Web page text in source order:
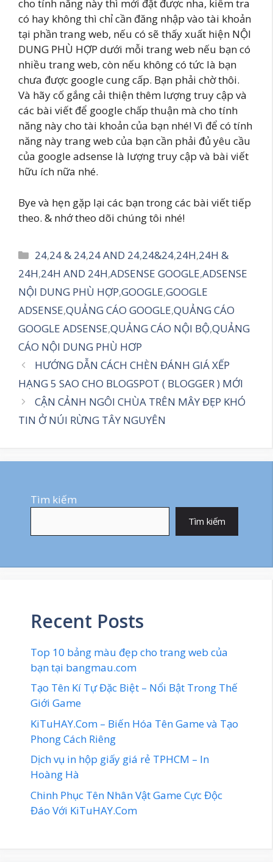
cho tính năng này thì mới đặt được nha, kiểm tra
có hay không thì chỉ cần đăng nhập vào tài khoản
tại phần trang web, nếu có sẽ thấy xuất hiện NỘI
DUNG PHÙ HỢP dưới mỗi trang web nếu bạn có
nhiều trang web, còn nếu không có tức là bạn
chưa được google cung cấp. Bạn phải chờ thôi.
Và hãy cố gắng cải thiện thêm lượng truy cập và
các bài viết để google chấp thuận mà cho tính
năng này cho tài khoản của bạn nhé! Vì để có tính
năng này trang web của bạn cần phải đủ yêu cầu
của google adsense là lượng truy cập và bài viết
hữu ích nữa nhé.
Bye và hẹn gặp lại các bạn trong các bài viết tiếp
theo. & nhớ theo dõi chúng tôi nhé!
Danh
mục
24,24 & 24,24 AND 24,24&24,24H,24H &
24H,24H AND 24H,ADSENSE GOOGLE,ADSENSE
NỘI DUNG PHÙ HỢP,GOOGLE,GOOGLE
ADSENSE,QUẢNG CÁO GOOGLE,QUẢNG CÁO
GOOGLE ADSENSE,QUẢNG CÁO NỘI BỘ,QUẢNG
CÁO NỘI DUNG PHÙ HƠP
HƯỚNG DẪN CÁCH CHÈN ĐÁNH GIÁ XẾP
HẠNG 5 SAO CHO BLOGSPOT ( BLOGGER ) MỚI
CẬN CẢNH NGÔI CHÙA TRÊN MÂY ĐẸP KHÓ
TIN Ở NÚI RỪNG TÂY NGUYÊN
Tìm kiếm
Tìm kiếm
Recent Posts
Top 10 bảng màu đẹp cho trang web của
bạn tại bangmau.com
Tạo Tên Kí Tự Đặc Biệt – Nổi Bật Trong Thế
Giới Game
KiTuHAY.Com – Biến Hóa Tên Game và Tạo
Phong Cách Riêng
Dịch vụ in hộp giấy giá rẻ TPHCM – In
Hoàng Hà
Chinh Phục Tên Nhân Vật Game Cực Độc
Đáo Với KiTuHAY.Com